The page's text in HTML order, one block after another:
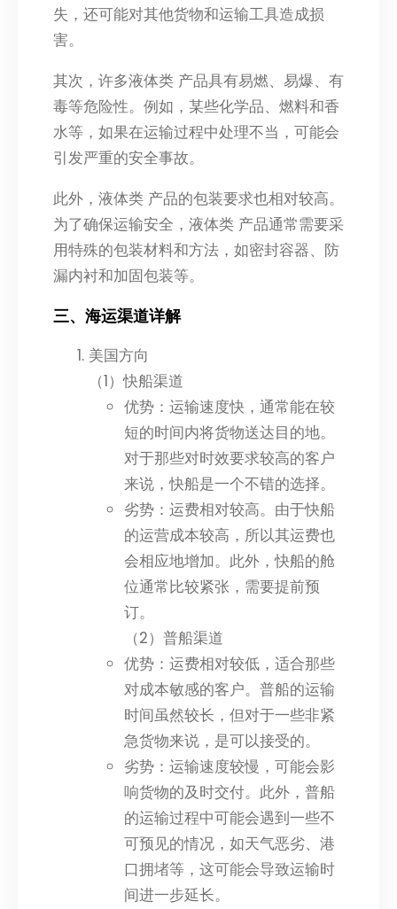
失，还可能对其他货物和运输工具造成损
害。
其次，许多液体类 产品具有易燃、易爆、有
毒等危险性。例如，某些化学品、燃料和香
水等，如果在运输过程中处理不当，可能会
引发严重的安全事故。
此外，液体类 产品的包装要求也相对较高。
为了确保运输安全，液体类 产品通常需要采
用特殊的包装材料和方法，如密封容器、防
漏内衬和加固包装等。
三、海运渠道详解
美国方向
（1）快船渠道
优势：运输速度快，通常能在较
短的时间内将货物送达目的地。
对于那些对时效要求较高的客户
来说，快船是一个不错的选择。
劣势：运费相对较高。由于快船
的运营成本较高，所以其运费也
会相应地增加。此外，快船的舱
位通常比较紧张，需要提前预
订。
（2）普船渠道
优势：运费相对较低，适合那些
对成本敏感的客户。普船的运输
时间虽然较长，但对于一些非紧
急货物来说，是可以接受的。
劣势：运输速度较慢，可能会影
响货物的及时交付。此外，普船
的运输过程中可能会遇到一些不
可预见的情况，如天气恶劣、港
口拥堵等，这可能会导致运输时
间进一步延长。